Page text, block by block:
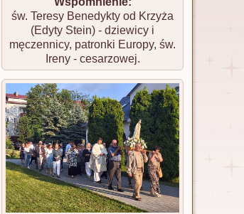
św. Teresy Benedykty od Krzyża
(Edyty Stein) - dziewicy i
męczennicy, patronki Europy, św.
Ireny - cesarzowej.